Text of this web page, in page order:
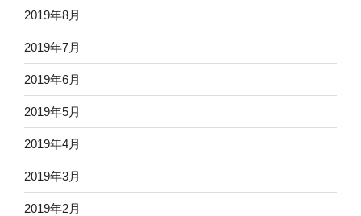
2019年8月
2019年7月
2019年6月
2019年5月
2019年4月
2019年3月
2019年2月